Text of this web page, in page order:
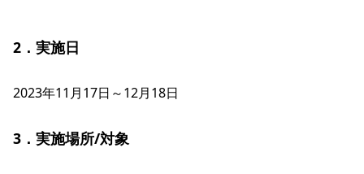
2．実施日
2023年11月17日～12月18日
3．実施場所/対象